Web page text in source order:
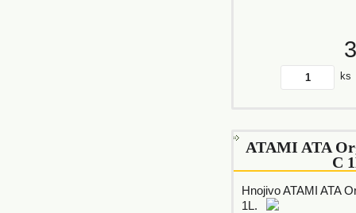
ks
ATAMI ATA
C
Hnojivo ATAMI ATA
1L.